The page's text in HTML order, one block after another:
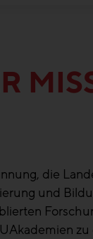
die
und